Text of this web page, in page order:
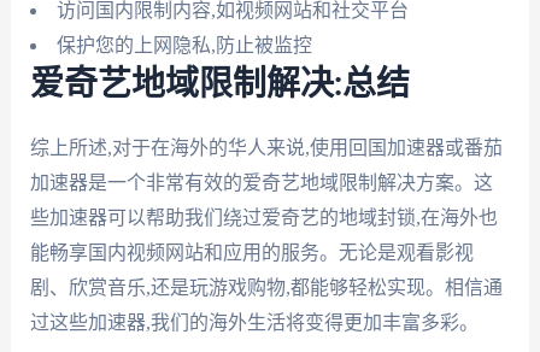
访问国内限制内容,如视频网站和社交平台
保护您的上网隐私,防止被监控
爱奇艺地域限制解决:总结
综上所述,对于在海外的华人来说,使用回国加速器或番茄
加速器是一个非常有效的爱奇艺地域限制解决方案。这
些加速器可以帮助我们绕过爱奇艺的地域封锁,在海外也
能畅享国内视频网站和应用的服务。无论是观看影视
剧、欣赏音乐,还是玩游戏购物,都能够轻松实现。相信通
过这些加速器,我们的海外生活将变得更加丰富多彩。